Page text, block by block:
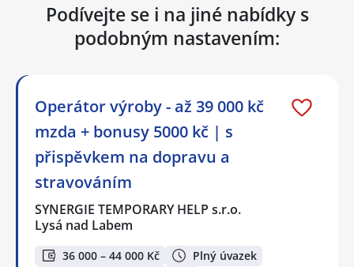
Podívejte se i na jiné nabídky s
podobným nastavením:
Operátor výroby - až 39 000 kč
mzda + bonusy 5000 kč | s
přispěvkem na dopravu a
stravováním
SYNERGIE TEMPORARY HELP s.r.o.
Lysá nad Labem
36 000 – 44 000 Kč Plný úvazek